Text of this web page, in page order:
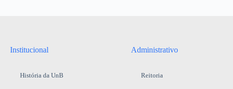
Institucional
História da UnB
Administrativo
Reitoria